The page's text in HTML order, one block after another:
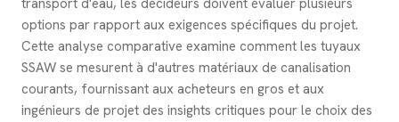
transport d'eau, les décideurs doivent évaluer plusieurs
options par rapport aux exigences spécifiques du projet.
Cette analyse comparative examine comment les tuyaux
SSAW se mesurent à d'autres matériaux de canalisation
courants, fournissant aux acheteurs en gros et aux
ingénieurs de projet des insights critiques pour le choix des